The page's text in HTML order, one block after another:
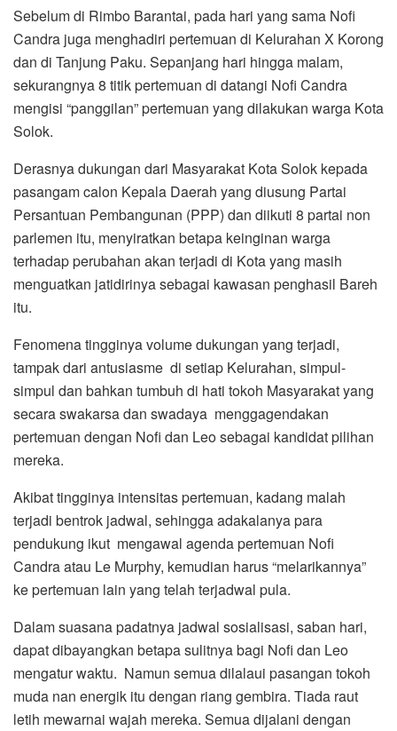
Sebelum di Rimbo Barantai, pada hari yang sama Nofi
Candra juga menghadiri pertemuan di Kelurahan X Korong
dan di Tanjung Paku. Sepanjang hari hingga malam,
sekurangnya 8 titik pertemuan di datangi Nofi Candra
mengisi “panggilan” pertemuan yang dilakukan warga Kota
Solok.
Derasnya dukungan dari Masyarakat Kota Solok kepada
pasangam calon Kepala Daerah yang diusung Partai
Persantuan Pembangunan (PPP) dan diikuti 8 partai non
parlemen itu, menyiratkan betapa keinginan warga
terhadap perubahan akan terjadi di Kota yang masih
menguatkan jatidirinya sebagai kawasan penghasil Bareh
itu.
Fenomena tingginya volume dukungan yang terjadi,
tampak dari antusiasme di setiap Kelurahan, simpul-
simpul dan bahkan tumbuh di hati tokoh Masyarakat yang
secara swakarsa dan swadaya menggagendakan
pertemuan dengan Nofi dan Leo sebagai kandidat pilihan
mereka.
Akibat tingginya intensitas pertemuan, kadang malah
terjadi bentrok jadwal, sehingga adakalanya para
pendukung ikut mengawal agenda pertemuan Nofi
Candra atau Le Murphy, kemudian harus “melarikannya”
ke pertemuan lain yang telah terjadwal pula.
Dalam suasana padatnya jadwal sosialisasi, saban hari,
dapat dibayangkan betapa sulitnya bagi Nofi dan Leo
mengatur waktu. Namun semua dilalaui pasangan tokoh
muda nan energik itu dengan riang gembira. Tiada raut
letih mewarnai wajah mereka. Semua dijalani dengan